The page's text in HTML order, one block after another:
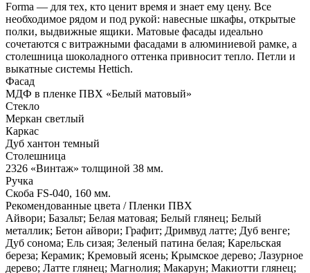
Forma — для тех, кто ценит время и знает ему цену. Все
необходимое рядом и под рукой: навесные шкафы, открытые
полки, выдвижные ящики. Матовые фасады идеально
сочетаются с витражными фасадами в алюминиевой рамке, а
столешница шоколадного оттенка привносит тепло. Петли и
выкатные системы Hettich.
Фасад
МДФ в пленке ПВХ «Белый матовый»
Стекло
Меркан светлый
Каркас
Дуб хантон темный
Столешница
2326 «Винтаж» толщиной 38 мм.
Ручка
Скоба FS-040, 160 мм.
Рекомендованные цвета / Пленки ПВХ
Айвори; Базальт; Белая матовая; Белый глянец; Белый
металлик; Бетон айвори; Графит; Дримвуд латте; Дуб венге;
Дуб сонома; Ель сизая; Зеленый патина белая; Карельская
береза; Керамик; Кремовый ясень; Крымское дерево; Лазурное
дерево; Латте глянец; Магнолия; Макарун; Макиотти глянец;